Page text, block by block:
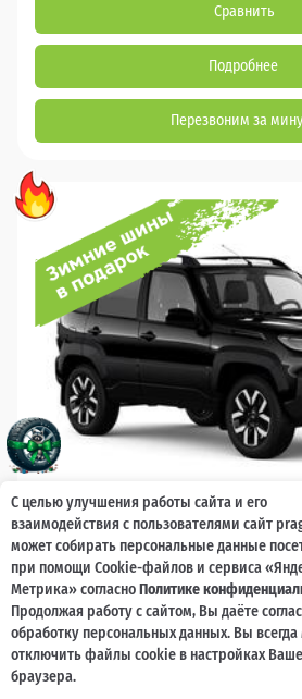
Сравнить
Подробнее
Перезвоним за
LADA Niva Travel
2026
Гарантия 2 года, без ограничения по
пробегу
Ваш кешбек
С целью улучшения работы сайта и его
взаимодействия с пользователями сайт
может собирать персональные данные
при помощи Cookie-файлов и сервиса
Метрика» согласноПолитике
Продолжая работу с сайтом, Вы даёте
обработку персональных данных. Вы
отключить файлы cookie в настройках
браузера.